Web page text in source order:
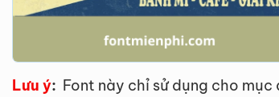
Lưu ý: Font này chỉ sử dụng cho